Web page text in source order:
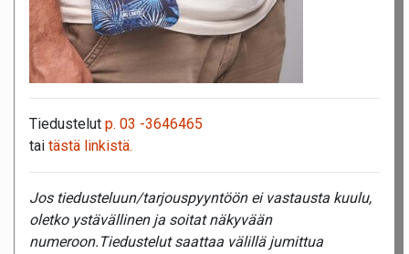
Tiedustelut p. 03 -3646465
tai tästä linkistä.
Jos tiedusteluun/tarjouspyyntöön ei vastausta kuulu,
oletko ystävällinen ja soitat näkyvään
numeroon.Tiedustelut saattaa välillä jumittua